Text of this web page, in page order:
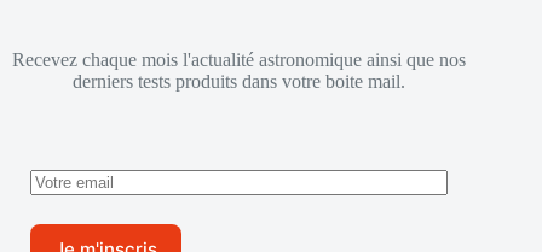
Recevez chaque mois l'actualité astronomique ainsi que nos
derniers tests produits dans votre boite mail.